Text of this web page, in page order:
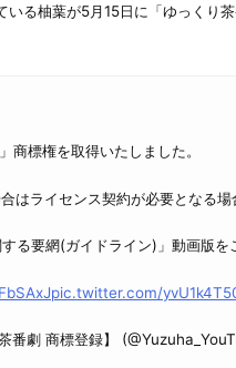
いる柚葉が5月15日に「ゆっくり
商標権を取得いたしました。
はライセンス契約が必要となる場
る要網(ガイドライン)」動画版を
pic.twitter.com/
劇 商標登録】